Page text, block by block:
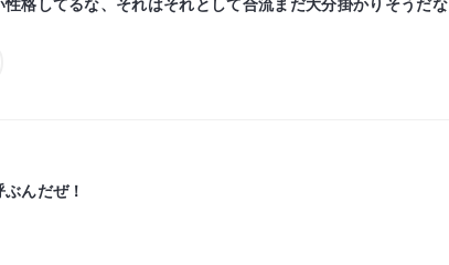
性格してるな、それはそれとして合流まだ大分掛かりそうだな
んだぜ！